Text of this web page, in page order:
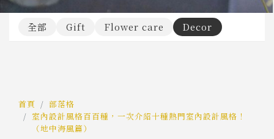
全部 Gift Flower care Decor
首頁
部落格
室內設計風格百百種，一次介紹十種熱門室內設計風格！
（地中海風篇）